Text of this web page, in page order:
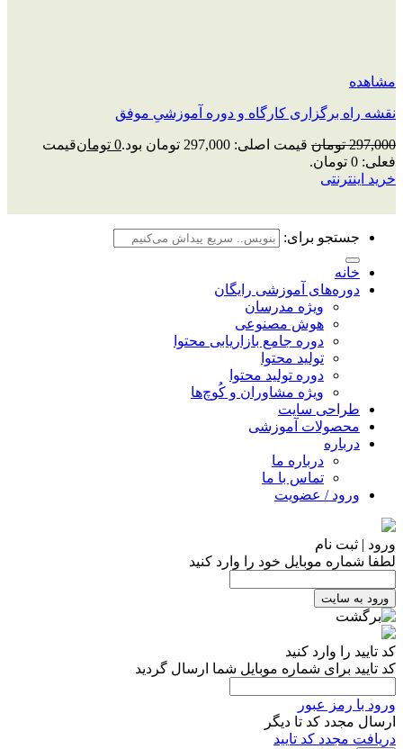
مشاهده
نقشه راه برگزاری کارگاه و دوره آموزشیِ موفق
297,000 تومان قیمت اصلی: 297,000 تومان بود. 0 تومانقیمت
فعلی: 0 تومان.
خرید اینترنتی
جستجو برای:
خانه
دوره‌های آموزشی رایگان
ویژه مدرسان
هوش مصنوعی
دوره جامع بازاریابی محتوا
تولید محتوا
دوره تولید محتوا
ویژه مشاوران و کُوچ‌ها
طراحی سایت
محصولات آموزشی
درباره
درباره ما
تماس با ما
ورود / عضویت
ورود | ثبت نام
لطفا شماره موبایل خود را وارد کنید
ورود به سایت
کد تایید را وارد کنید
کد تایید برای شماره موبایل شما ارسال گردید
ورود با رمز عبور
ارسال مجدد کد تا دیگر
دریافت مجدد کد تایید